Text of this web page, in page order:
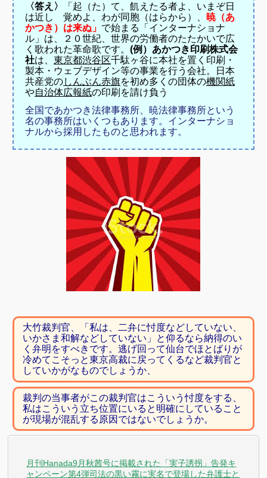
〈答え〉
「起（た）て、飢えたる者よ、いまぞ日
は近し 覚めよ、わが同胞（はらから）、
暁（あ
かつき）は来ぬ」 で始まる「インターナショナ
ル」は、２０世紀、世界の労働者のたたかいで広
く歌われた革命歌です。(例）あかつき印刷株式会
社は、東京都渋谷区千駄ヶ谷に本社を置く印刷・
製本・ウェブデザイン等の事業を行う会社。
日本
共産党のしんぶん赤旗を初め多くの団体の機関紙
や自治体広報紙の印刷を請け負う
全国であかつき法律事務所、暁法律事務所という
名の事務所はいくつもあります。インターナショ
ナルから採用したものと思われます。
大竹裁判官、「私は、二弁に忖度などしていない、
いかさま和解などしていない」と仰るなら納得のい
く弁明をすべきです。逃げ回って仙台でほとばりが
冷めてこそっと東京高裁に戻ってくるなど裁判官と
していかがなものでしょうか、
裁判の当事者がこの裁判官はこういう忖度をする、
私はこういう立ち位置にいると明確にしていること
が現場が混乱する原因ではないでしょうか。
月刊Hanada9月秋茜号に掲載された「実子誘拐」告発キ
ャンペーン第4弾司法の黒い霧に実名で登場した弁護士と